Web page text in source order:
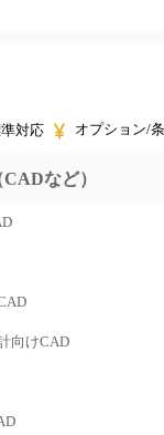
対応 オプション/
など）
向けCAD